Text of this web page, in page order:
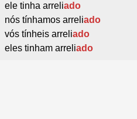
ele tinha arreliado
nós tínhamos arreliado
vós tínheis arreliado
eles tinham arreliado